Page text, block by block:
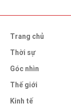
Trang chủ
Thời sự
Góc nhìn
Thế giới
Kinh tế